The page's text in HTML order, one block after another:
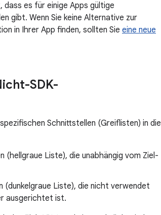
es für einige Apps gültige
gibt. Wenn Sie keine Alternative zur
in Ihrer App finden, sollten Sie eine neue
SDK-
Schnittstellen (Greiflisten) in die
Liste), die unabhängig vom Ziel-
Liste), die nicht verwendet
ausgerichtet ist.